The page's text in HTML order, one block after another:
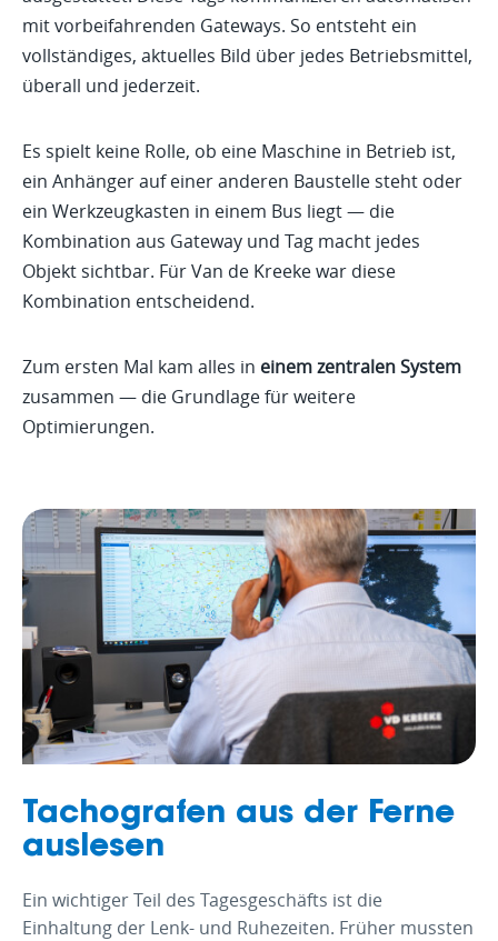
mit vorbeifahrenden Gateways. So entsteht ein
vollständiges, aktuelles Bild über jedes Betriebsmittel,
überall und jederzeit.
Es spielt keine Rolle, ob eine Maschine in Betrieb ist,
ein Anhänger auf einer anderen Baustelle steht oder
ein Werkzeugkasten in einem Bus liegt — die
Kombination aus Gateway und Tag macht jedes
Objekt sichtbar. Für Van de Kreeke war diese
Kombination entscheidend.
Zum ersten Mal kam alles in einem zentralen System
zusammen — die Grundlage für weitere
Optimierungen.
Tachografen aus der Ferne
auslesen
Ein wichtiger Teil des Tagesgeschäfts ist die
Einhaltung der Lenk- und Ruhezeiten. Früher mussten